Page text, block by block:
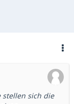
stellen sich die